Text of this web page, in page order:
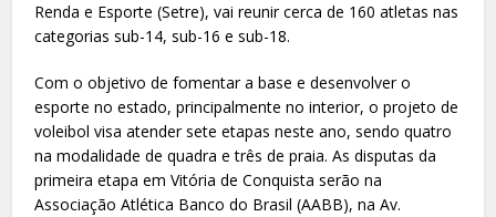
Renda e Esporte (Setre), vai reunir cerca de 160 atletas nas
categorias sub-14, sub-16 e sub-18.
Com o objetivo de fomentar a base e desenvolver o
esporte no estado, principalmente no interior, o projeto de
voleibol visa atender sete etapas neste ano, sendo quatro
na modalidade de quadra e três de praia. As disputas da
primeira etapa em Vitória de Conquista serão na
Associação Atlética Banco do Brasil (AABB), na Av.